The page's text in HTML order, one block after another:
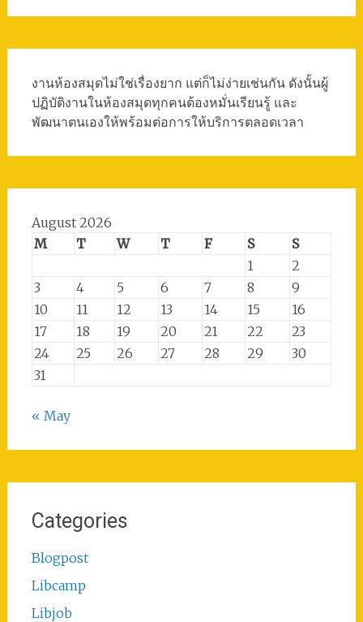
งานห้องสมุดไม่ใช่เรื่องยาก แต่ก็ไม่ง่ายเช่นกัน ดังนั้นผู้
ปฏิบัติงานในห้องสมุดทุกคนต้องหมั่นเรียนรู้ และ
พัฒนาตนเองให้พร้อมต่อการให้บริการตลอดเวลา
August 2026
M
T W T F S
S
1
2
3
4 5 6 7 8
9
10
11 12 13 14 15
16
17
18 19 20 21 22
23
24
25 26 27 28 29
30
31
« May
Categories
Blogpost
Libcamp
Libjob